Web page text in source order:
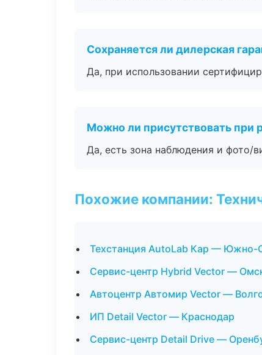
Сохраняется ли дилерская
Да, при использовании
Можно ли присутствовать при
Да, есть зона наблюдения и фото/
Похожие компании:
Техстанция AutoLab Кар — Южно-
Сервис-центр Hybrid Vector —
Автоцентр Автомир Vector —
ИП Detail Vector — Краснодар
Сервис-центр Detail Drive —